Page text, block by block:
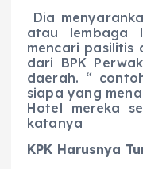
Dia
atau lembaga
mencari
dari BPK
daerah. “
siapa yang
Hotel mereka
katanya
KPK Harusnya